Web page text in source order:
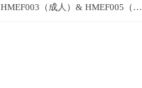
HMEF003（成人）& HMEF005（儿